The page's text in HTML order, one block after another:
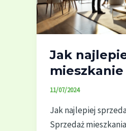
Jak
mieszkanie
11/07/2024
Jak najlepiej
Sprzedaż